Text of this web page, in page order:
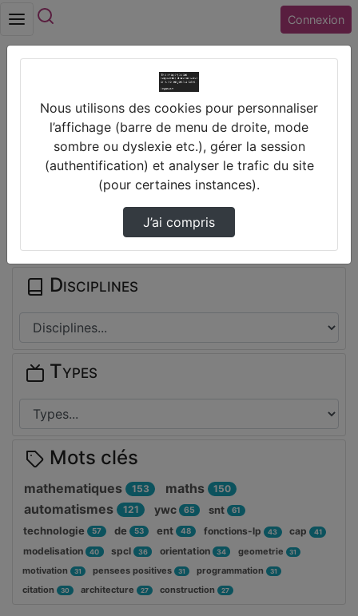
Connexion
La Tectonique Des Plaques Depuis 1,8 Milliar…
Prendre des notes
Il n'y a pas de note disponible pour vous pour cette vidéo.
Connectez-vous pour en créer une nouvelle.
Disciplines
Types
Mots clés
mathematiques 153 maths 150
automatismes 121 ywc 65 snt 61
technologie 57 de 53 ent 48 fonctions-lp 43 cap 41
modelisation 40 spcl 36 orientation 34 geometrie 31
motivation 31 pensees positives 31 programmation 31
citation 30 architecture 27 construction 27
Nous utilisons des cookies pour personnaliser
l’affichage (barre de menu de droite, mode
sombre ou dyslexie etc.), gérer la session
(authentification) et analyser le trafic du site
(pour certaines instances).
J’ai compris